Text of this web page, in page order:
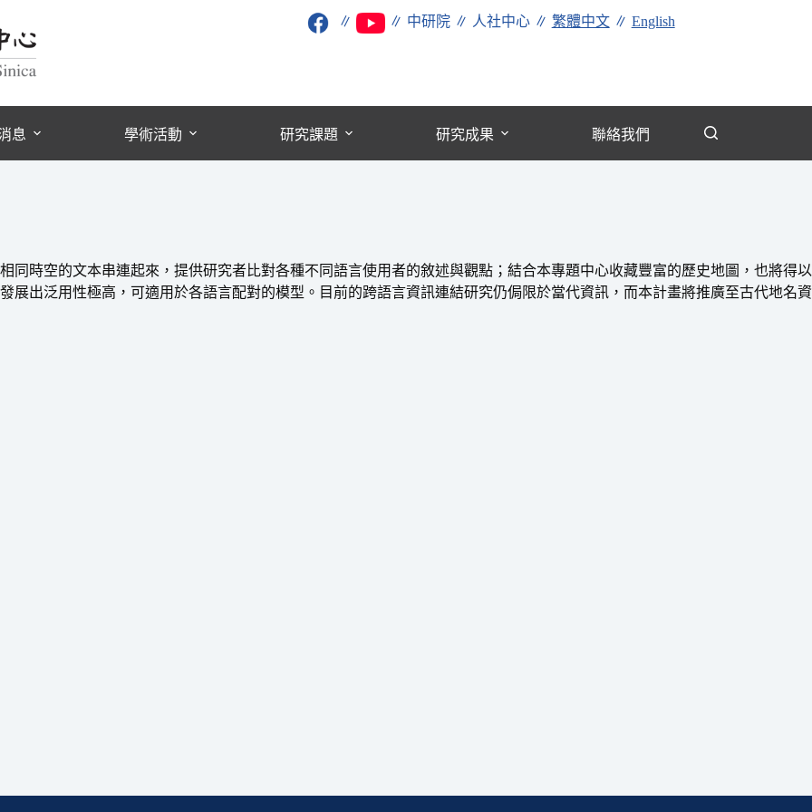
∥ ∥ 中研院∥ 人社中心∥ 繁體中文∥ English
息 學術活動 研究課題 研究成果 聯絡我們
同時空的文本串連起來，提供研究者比對各種不同語言使用者的敘述與觀點；結合本專題中心收藏豐富的歷史地圖，也將得以
展出泛用性極高，可適用於各語言配對的模型。目前的跨語言資訊連結研究仍侷限於當代資訊，而本計畫將推廣至古代地名資